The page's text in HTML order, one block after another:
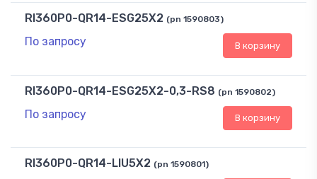
RI360P0-QR14-ESG25X2 (pn 1590803)
По запросу В корзину
RI360P0-QR14-ESG25X2-0,3-RS8 (pn 1590802)
По запросу В корзину
RI360P0-QR14-LIU5X2 (pn 1590801)